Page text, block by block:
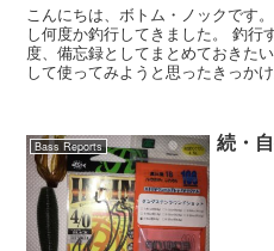
こんにちは、ボトム・ノックです
し何度か釣行してきました。 釣行
度、備忘録としてまとめておきた
して使ってみようと思ったきっか
Bass Reports 続・